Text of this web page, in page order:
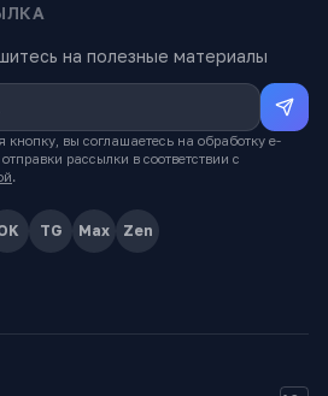
на полезные материалы
вы соглашаетесь на обработку e-
рассылки в соответствии с
.
TG Max Zen